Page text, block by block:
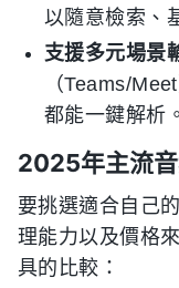
以隨意檢索、
支援多元場景
（Teams/
都能一鍵解析。
2025年主流
要挑選適合自己
理能力以及價格
具的比較：